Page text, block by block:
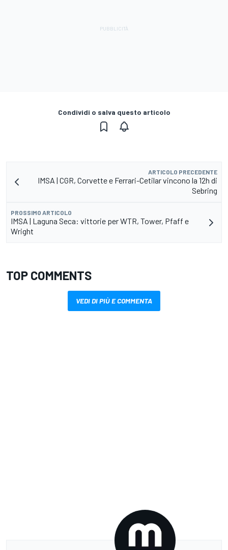
Condividi o salva questo articolo
ARTICOLO PRECEDENTE
IMSA | CGR, Corvette e Ferrari-Cetilar vincono la 12h di
Sebring
PROSSIMO ARTICOLO
IMSA | Laguna Seca: vittorie per WTR, Tower, Pfaff e
Wright
TOP COMMENTS
VEDI DI PIÙ E COMMENTA